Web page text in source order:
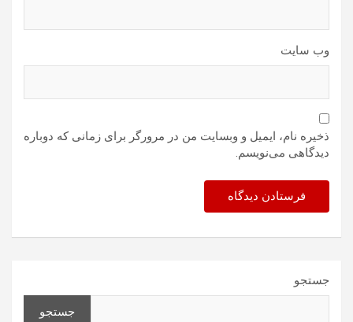
وب‌ سایت
ذخیره نام، ایمیل و وبسایت من در مرورگر برای زمانی که دوباره
دیدگاهی می‌نویسم.
جستجو
جستجو